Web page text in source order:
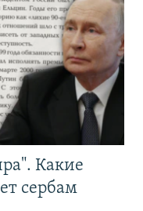
Какие
сербам